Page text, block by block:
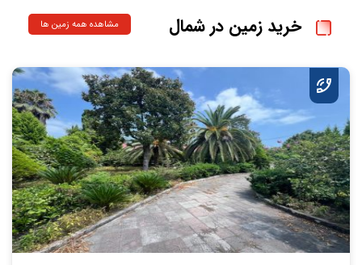
خرید زمین در شمال مشاهده همه زمین ها